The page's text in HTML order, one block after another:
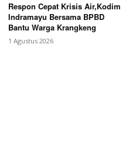
Respon Cepat Krisis Air,Kodim
Indramayu Bersama BPBD
Bantu Warga Krangkeng
1 Agustus 2026